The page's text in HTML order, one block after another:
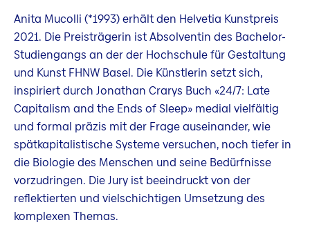
Anita Mucolli (*1993) erhält den Helvetia Kunstpreis
2021. Die Preisträgerin ist Absolventin des Bachelor-
Studiengangs an der der Hochschule für Gestaltung
und Kunst FHNW Basel. Die Künstlerin setzt sich,
inspiriert durch Jonathan Crarys Buch «24/7: Late
Capitalism and the Ends of Sleep» medial vielfältig
und formal präzis mit der Frage auseinander, wie
spätkapitalistische Systeme versuchen, noch tiefer in
die Biologie des Menschen und seine Bedürfnisse
vorzudringen. Die Jury ist beeindruckt von der
reflektierten und vielschichtigen Umsetzung des
komplexen Themas.